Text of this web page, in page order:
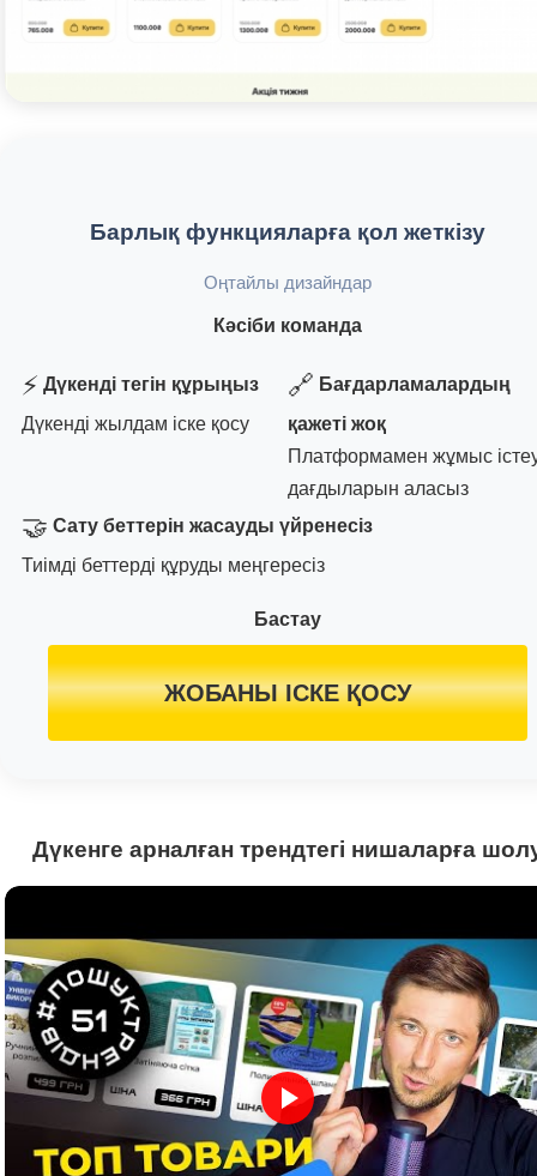
Барлық функцияларға қол жеткізу
Оңтайлы дизайндар
Кәсіби команда
⚡ Дүкенді тегін құрыңыз
Дүкенді жылдам іске қосу
🔗 Бағдарламалардың
қажеті жоқ
Платформамен жұмыс
дағдыларын аласыз
🤝 Сату беттерін жасауды үйренесіз
Тиімді беттерді құруды меңгересіз
Бастау
ЖОБАНЫ ІСКЕ ҚОСУ
Дүкенге арналған трендтегі нишаларға